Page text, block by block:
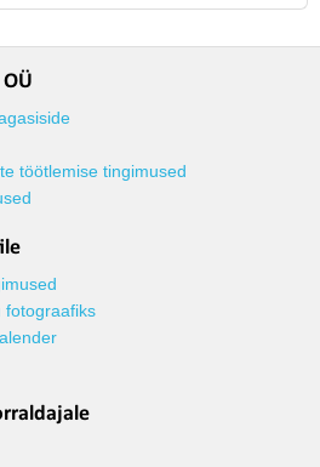
töötlemise tingimused
fotograafiks